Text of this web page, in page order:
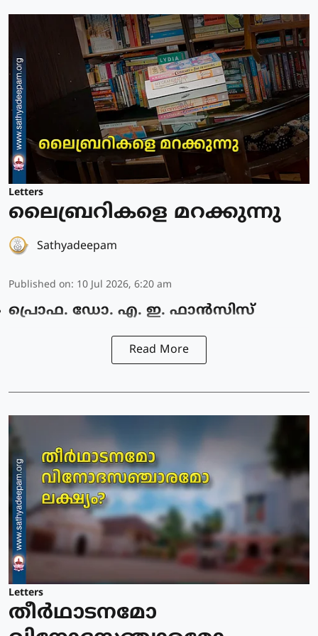
Letters
ലൈബ്രറികളെ മറക്കുന്നു
Sathyadeepam
Published on: 10 Jul 2026, 6:20 am
പ്രൊഫ. ഡോ. എ. ഇ. ഫാൻസിസ്
Read More
Letters
തീർഥാടനമോ